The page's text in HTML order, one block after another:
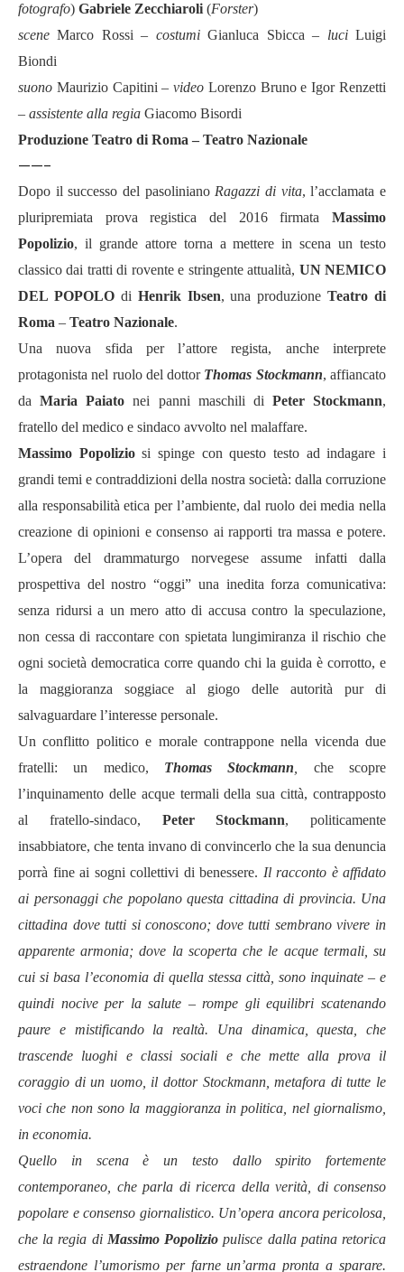
fotografo) Gabriele Zecchiaroli (Forster)
scene Marco Rossi – costumiGianluca Sbicca – luciLuigi
Biondi
suono Maurizio Capitini – video Lorenzo Bruno e Igor Renzetti
– assistente alla regia Giacomo Bisordi
Produzione Teatro di Roma – Teatro Nazionale
——-
Dopo il successo del pasoliniano Ragazzi di vita, l’acclamata e
pluripremiata prova registica del 2016 firmata Massimo
Popolizio, il grande attore torna a mettere in scena un testo
classico dai tratti di rovente e stringente attualità, UN NEMICO
DEL POPOLO di Henrik Ibsen, una produzioneTeatro di
Roma – Teatro Nazionale.
Una nuova sfida per l’attore regista, anche interprete
protagonista nel ruolo del dottor Thomas Stockmann, affiancato
da Maria Paiato nei panni maschili di Peter Stockmann,
fratello del medico e sindaco avvolto nel malaffare.
Massimo Popoliziosi spinge con questo testo ad indagare i
grandi temi e contraddizioni della nostra società: dalla corruzione
alla responsabilità etica per l’ambiente, dal ruolo dei media nella
creazione di opinioni e consenso ai rapporti tra massa e potere.
L’opera del drammaturgo norvegese assume infatti dalla
prospettiva del nostro “oggi” una inedita forza comunicativa:
senza ridursi a un mero atto di accusa contro la speculazione,
non cessa di raccontare con spietata lungimiranza il rischio che
ogni società democratica corre quando chi la guida è corrotto, e
la maggioranza soggiace al giogo delle autorità pur di
salvaguardare l’interesse personale.
Un conflitto politico e morale contrappone nella vicenda due
fratelli: un medico,
Thomas Stockmann
che scopre
l’inquinamento delle acque termali della sua città, contrapposto
al fratello-sindaco, Peter Stockmann, politicamente
insabbiatore, che tenta invano di convincerlo che la sua denuncia
porrà fine ai sogni collettivi di benessere. Il racconto è affidato
ai personaggi che popolano questa cittadina di provincia. Una
cittadina dove tutti si conoscono; dove tutti sembrano vivere in
apparente armonia; dove la scoperta che le acque termali, su
cui si basa l’economia di quella stessa città, sono inquinate – e
quindi nocive per la salute – rompe gli equilibri scatenando
paure e mistificando la realtà. Una dinamica, questa, che
trascende luoghi e classi sociali e che mette alla prova il
coraggio di un uomo, il dottor Stockmann, metafora di tutte le
voci che non sono la maggioranza in politica, nel giornalismo,
in economia.
Quello in scena è un testo dallo spirito fortemente
contemporaneo, che parla di ricerca della verità, di consenso
popolare e consenso giornalistico. Un’opera ancora pericolosa,
che la regia di Massimo Popolizio pulisce dalla patina retorica
estraendone l’umorismo per farne un’arma pronta a sparare.